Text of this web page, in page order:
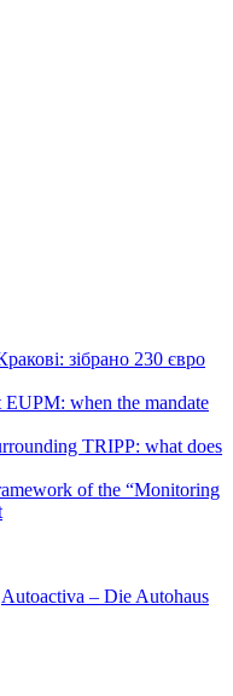
зібрано 230 євро
when the mandate
TRIPP: what does
of the “Monitoring
Autoactiva – Die Autohaus